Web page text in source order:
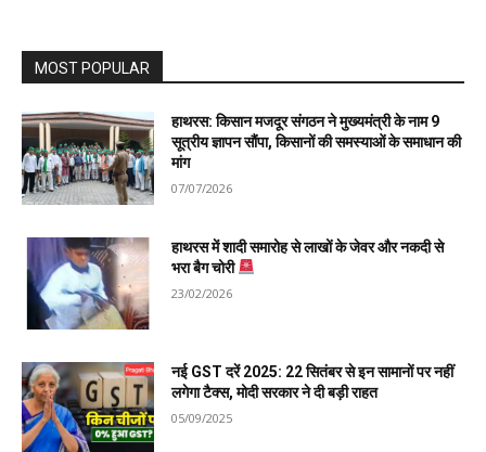
MOST POPULAR
हाथरस: किसान मजदूर संगठन ने मुख्यमंत्री के नाम 9
सूत्रीय ज्ञापन सौंपा, किसानों की समस्याओं के समाधान की
मांग
07/07/2026
हाथरस में शादी समारोह से लाखों के जेवर और नकदी से
भरा बैग चोरी
23/02/2026
नई GST दरें 2025: 22 सितंबर से इन सामानों पर नहीं
लगेगा टैक्स, मोदी सरकार ने दी बड़ी राहत
05/09/2025